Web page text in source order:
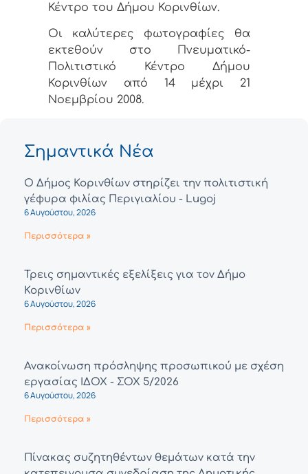
Κέντρο του Δήμου Κορινθίων.
Οι καλύτερες φωτογραφίες θα
εκτεθούν στο Πνευματικό-
Πολιτιστικό Κέντρο Δήμου
Κορινθίων από 14 μέχρι 21
Νοεμβρίου 2008.
Σημαντικά Νέα
Ο Δήμος Κορινθίων στηρίζει την πολιτιστική
γέφυρα φιλίας Περιγιαλίου - Lugoj
6 Αυγούστου, 2026
Περισσότερα »
Τρεις σημαντικές εξελίξεις για τον Δήμο
Κορινθίων
6 Αυγούστου, 2026
Περισσότερα »
Ανακοίνωση πρόσληψης προσωπικού με σχέση
εργασίας ΙΔΟΧ - ΣΟΧ 5/2026
6 Αυγούστου, 2026
Περισσότερα »
Πίνακας συζητηθέντων θεμάτων κατά την